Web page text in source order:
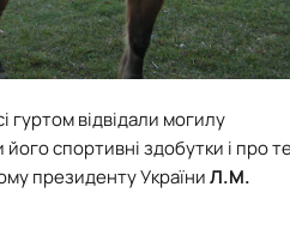
гуртом відвідали могилу
його спортивні здобутки і про
президенту УкраїниЛ.М.